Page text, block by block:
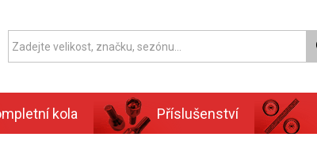
kola Příslušenství